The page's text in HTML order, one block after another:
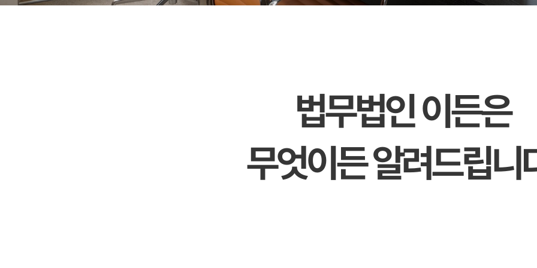
법무법인 이든은
무엇이든 알려드립니